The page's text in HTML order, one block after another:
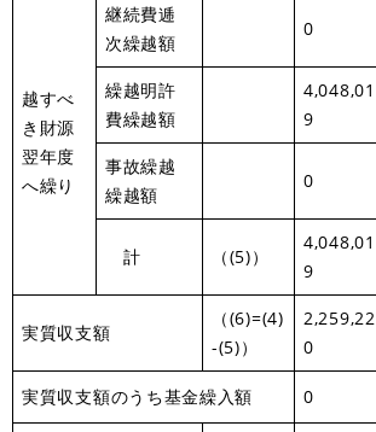
越すべ
き財源
翌年度
へ繰り
継続費逓
次繰越額
0
繰越明許
費繰越額
4,048,01
9
事故繰越
繰越額
0
計 （(5)）
4,048,01
9
実質収支額
（(6)=(4)
-(5)）
2,259,22
0
実質収支額のうち基金繰入額 0